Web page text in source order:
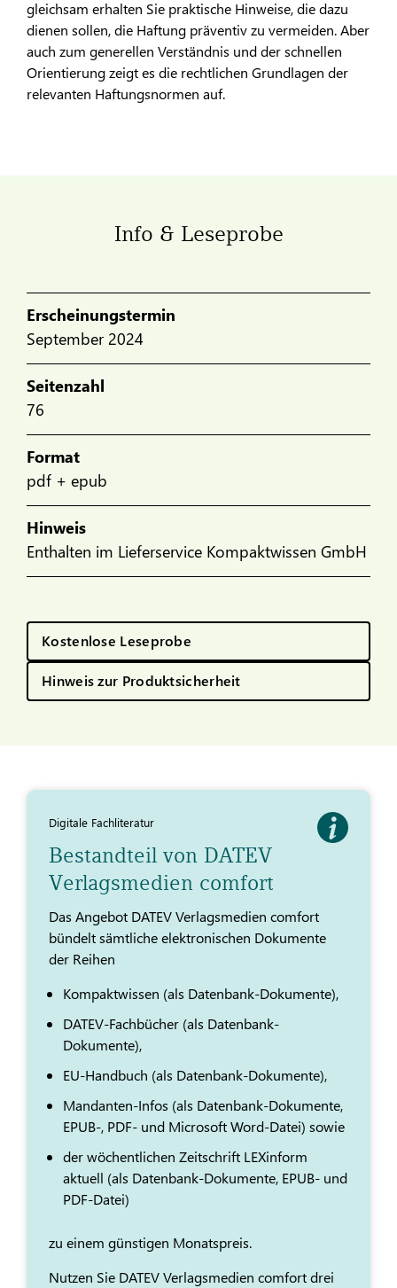
gleichsam erhalten Sie praktische Hinweise, die dazu
dienen sollen, die Haftung präventiv zu vermeiden. Aber
auch zum generellen Verständnis und der schnellen
Orientierung zeigt es die rechtlichen Grundlagen der
relevanten Haftungsnormen auf.
Info & Leseprobe
Erscheinungstermin
September 2024
Seitenzahl
76
Format
pdf + epub
Hinweis
Enthalten im Lieferservice Kompaktwissen GmbH
Kostenlose Leseprobe
Hinweis zur Produktsicherheit
Digitale Fachliteratur
Bestandteil von DATEV
Verlagsmedien comfort
Das Angebot DATEV Verlagsmedien comfort
bündelt sämtliche elektronischen Dokumente
der Reihen
Kompaktwissen (als Datenbank-Dokumente),
DATEV-Fachbücher (als Datenbank-
Dokumente),
EU-Handbuch (als Datenbank-Dokumente),
Mandanten-Infos (als Datenbank-Dokumente,
EPUB-, PDF- und Microsoft Word-Datei) sowie
der wöchentlichen Zeitschrift LEXinform
aktuell (als Datenbank-Dokumente, EPUB- und
PDF-Datei)
zu einem günstigen Monatspreis.
Nutzen Sie DATEV Verlagsmedien comfort drei